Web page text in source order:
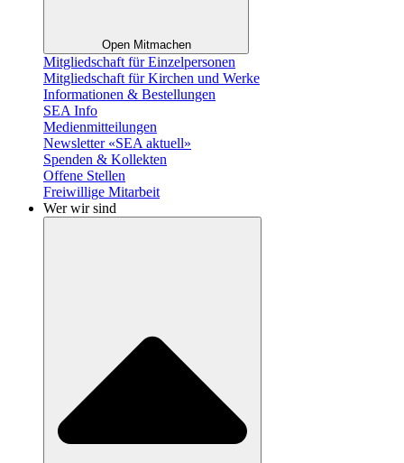
Open Mitmachen
Mitgliedschaft für Einzelpersonen
Mitgliedschaft für Kirchen und Werke
Informationen & Bestellungen
SEA Info
Medienmitteilungen
Newsletter «SEA aktuell»
Spenden & Kollekten
Offene Stellen
Freiwillige Mitarbeit
Wer wir sind